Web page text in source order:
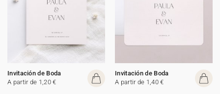
Invitación de Boda
A partir de 1,20 €
Invitación de Boda
A partir de 1,40 €